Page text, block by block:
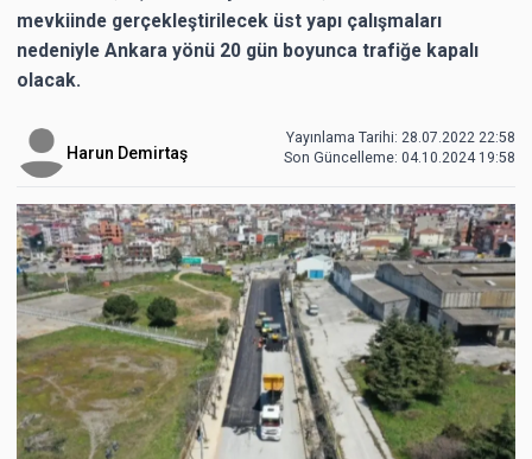
mevkiinde gerçekleştirilecek üst yapı çalışmaları
nedeniyle Ankara yönü 20 gün boyunca trafiğe kapalı
olacak.
Harun Demirtaş
Yayınlama Tarihi: 28.07.2022 22:58
Son Güncelleme: 04.10.2024 19:58